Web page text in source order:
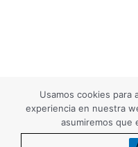
Usamos cookies para
experiencia en nuestra
asumiremos que